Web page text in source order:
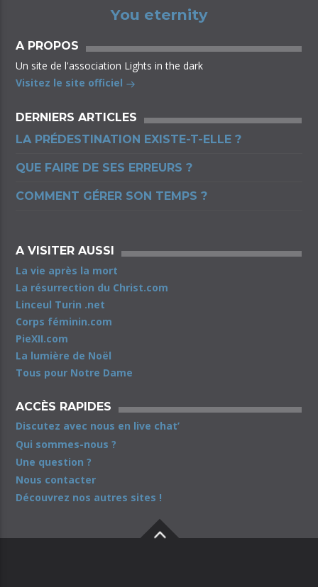
You eternity
A PROPOS
Un site de l'association Lights in the dark
Visitez le site officiel
DERNIERS ARTICLES
LA PRÉDESTINATION EXISTE-T-ELLE ?
QUE FAIRE DE SES ERREURS ?
COMMENT GÉRER SON TEMPS ?
A VISITER AUSSI
La vie après la mort
La résurrection du Christ.com
Linceul Turin .net
Corps féminin.com
PieXII.com
La lumière de Noël
Tous pour Notre Dame
ACCÈS RAPIDES
Discutez avec nous en live chat’
Qui sommes-nous ?
Une question ?
Nous contacter
Découvrez nos autres sites !